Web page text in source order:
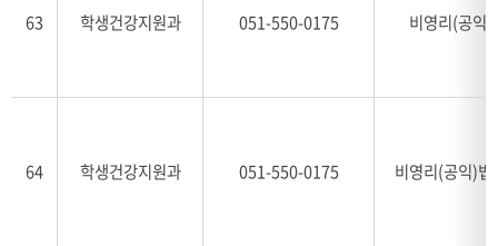
63 학생건강지원과 051-550-0175 비영리(공익)
64 학생건강지원과 051-550-0175 비영리(공익)법